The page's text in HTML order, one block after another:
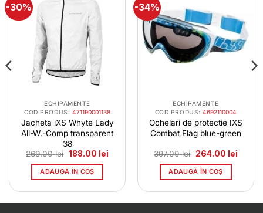
-30%
ECHIPAMENTE
COD PRODUS: 471190001138
Jacheta iXS Whyte Lady
All-W.-Comp transparent
38
269.00lei Prețul
a
fost:
269.00 lei.
188.00 leiPrețul
ADAUGĂ ÎN COȘ
-34%
ECHIPAMENTE
COD PRODUS:4692110004
Ochelari de protectie IXS
Combat Flag blue-green
397.00lei Prețul
a
fost:
397.00 lei.
264.00 leiPrețul
ADAUGĂ ÎN COȘ